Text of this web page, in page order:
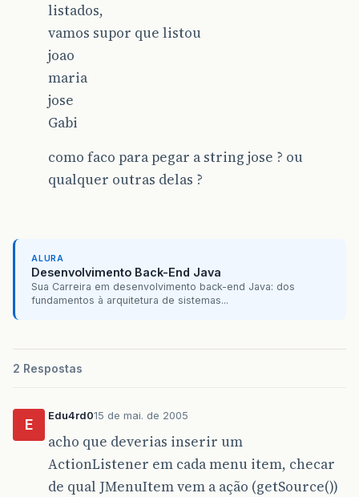
listados,
vamos supor que listou
joao
maria
jose
Gabi
como faco para pegar a string jose ? ou
qualquer outras delas ?
ALURA
Desenvolvimento Back-End Java
Sua Carreira em desenvolvimento back-end Java: dos
fundamentos à arquitetura de sistemas...
2 Respostas
E
Edu4rd015 de mai. de 2005
acho que deverias inserir um
ActionListener em cada menu item, checar
de qual JMenuItem vem a ação (getSource())